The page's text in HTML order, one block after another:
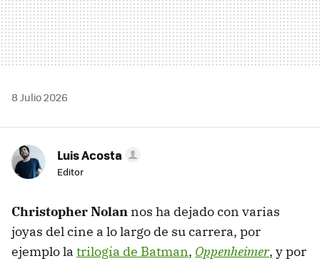
8 Julio 2026
Luis Acosta
Editor
Christopher Nolan nos ha dejado con varias
joyas del cine a lo largo de su carrera, por
ejemplo la trilogía de Batman, Oppenheimer, y por